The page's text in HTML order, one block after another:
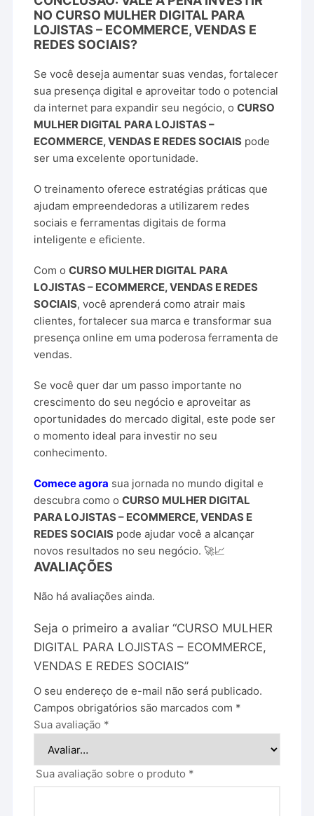
NO CURSO MULHER DIGITAL PARA
LOJISTAS – ECOMMERCE, VENDAS E
REDES SOCIAIS?
Se você deseja aumentar suas vendas, fortalecer
sua presença digital e aproveitar todo o potencial
da internet para expandir seu negócio, oCURSO
MULHER DIGITAL PARA LOJISTAS –
ECOMMERCE, VENDAS E REDES SOCIAIS pode
ser uma excelente oportunidade.
O treinamento oferece estratégias práticas que
ajudam empreendedoras a utilizarem redes
sociais e ferramentas digitais de forma
inteligente e eficiente.
Com oCURSO MULHER DIGITAL PARA
LOJISTAS – ECOMMERCE, VENDAS E REDES
SOCIAIS, você aprenderá como atrair mais
clientes, fortalecer sua marca e transformar sua
presença online em uma poderosa ferramenta de
vendas.
Se você quer dar um passo importante no
crescimento do seu negócio e aproveitar as
oportunidades do mercado digital, este pode ser
o momento ideal para investir no seu
conhecimento.
Comece agora sua jornada no mundo digital e
descubra como oCURSO MULHER DIGITAL
PARA LOJISTAS – ECOMMERCE, VENDAS E
REDES SOCIAIS pode ajudar você a alcançar
novos resultados no seu negócio. 🚀📈
AVALIAÇÕES
Não há avaliações ainda.
Seja o primeiro a avaliar “CURSO MULHER
DIGITAL PARA LOJISTAS – ECOMMERCE,
VENDAS E REDES SOCIAIS”
O seu endereço de e-mail não será publicado.
Campos obrigatórios são marcados com *
Sua avaliação *
Sua avaliação sobre o produto *